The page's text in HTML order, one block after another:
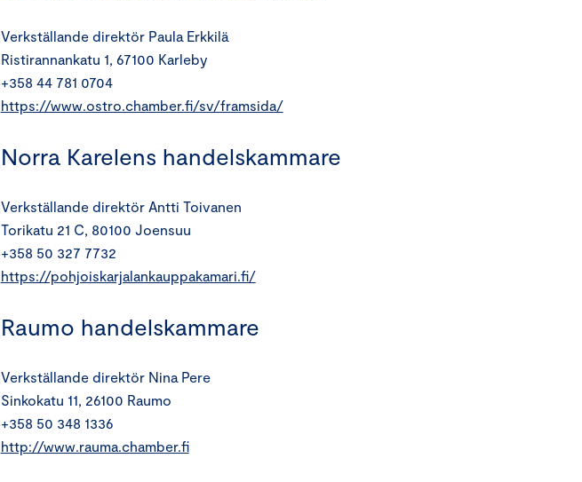
Verkställande direktör Paula Erkkilä
Ristirannankatu 1, 67100 Karleby
+358 44 781 0704
https://www.ostro.chamber.fi/sv/framsida/
Norra Karelens handelskammare
Verkställande direktör Antti Toivanen
Torikatu 21 C, 80100 Joensuu
+358 50 327 7732
https://pohjoiskarjalankauppakamari.fi/
Raumo handelskammare
Verkställande direktör Nina Pere
Sinkokatu 11, 26100 Raumo
+358 50 348 1336
http://www.rauma.chamber.fi